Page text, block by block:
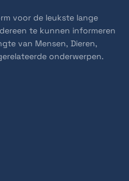
voor de leukste lange
te kunnen informeren
van Mensen, Dieren,
onderwerpen.